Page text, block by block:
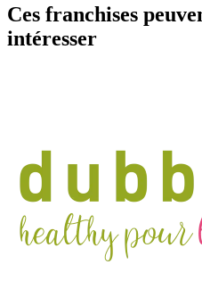
Ces franchises
intéresser